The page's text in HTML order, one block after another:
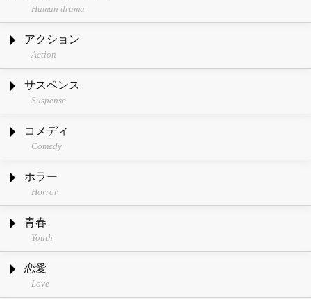
Human drama
アクション
Action
サスペンス
Suspense
コメディ
Comedy
ホラー
Horror
青春
Youth
恋愛
Love